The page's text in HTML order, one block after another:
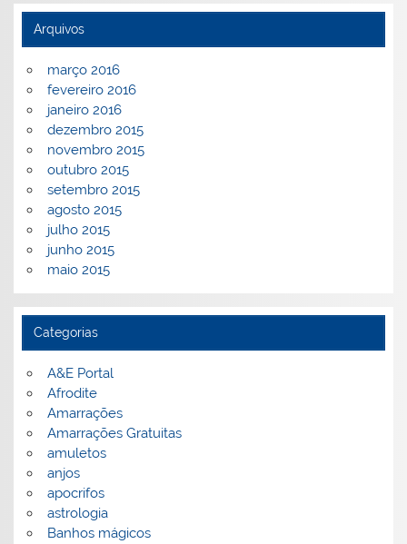
Arquivos
março 2016
fevereiro 2016
janeiro 2016
dezembro 2015
novembro 2015
outubro 2015
setembro 2015
agosto 2015
julho 2015
junho 2015
maio 2015
Categorias
A&E Portal
Afrodite
Amarrações
Amarrações Gratuitas
amuletos
anjos
apocrifos
astrologia
Banhos mágicos